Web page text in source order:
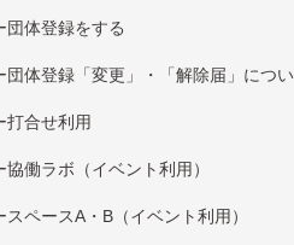
団体登録をする
団体登録「変更」・「解除届」につ
打合せ利用
協働ラボ（イベント利⽤）
スペースA・B（イベント利⽤）